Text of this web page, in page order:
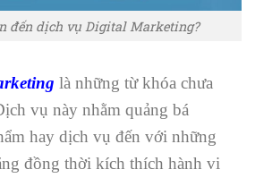
đến dịch vụ Digital Marketing?
là những từ khóa chưa
vụ này nhằm quảng bá
hay dịch vụ đến với những
đồng thời kích thích hành vi